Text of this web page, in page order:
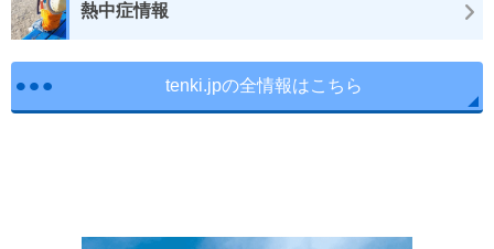
熱中症情報
tenki.jpの全情報はこちら